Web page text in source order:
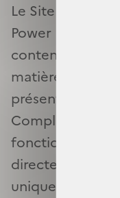
Le Site
Power BI pour
contenus et
matière de
présentant les
fonctionnalités
directement
uniquement si